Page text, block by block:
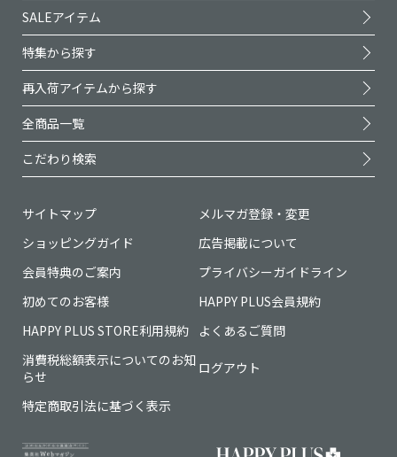
SALEアイテム
特集から探す
再入荷アイテムから探す
全商品一覧
こだわり検索
サイトマップ
メルマガ登録・変更
ショッピングガイド
広告掲載について
会員特典のご案内
プライバシーガイドライン
初めてのお客様
HAPPY PLUS会員規約
HAPPY PLUS STORE利用規約
よくあるご質問
消費税総額表示についてのお知
らせ
ログアウト
特定商取引法に基づく表示